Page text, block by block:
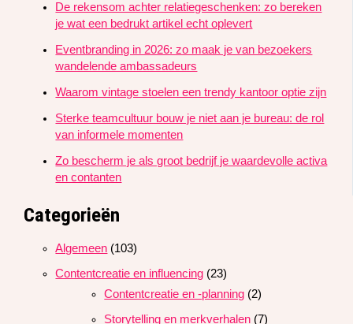
De rekensom achter relatiegeschenken: zo bereken
je wat een bedrukt artikel echt oplevert
Eventbranding in 2026: zo maak je van bezoekers
wandelende ambassadeurs
Waarom vintage stoelen een trendy kantoor optie zijn
Sterke teamcultuur bouw je niet aan je bureau: de rol
van informele momenten
Zo bescherm je als groot bedrijf je waardevolle activa
en contanten
Categorieën
Algemeen (103)
Contentcreatie en influencing (23)
Contentcreatie en -planning (2)
Storytelling en merkverhalen (7)